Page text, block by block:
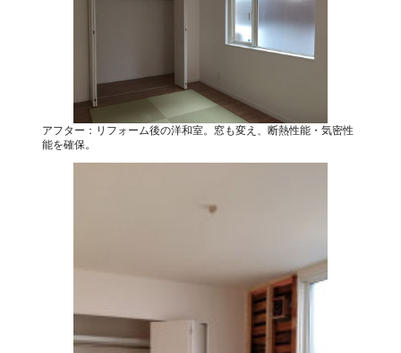
アフター：リフォーム後の洋和室。窓も変え、断熱性能・気密性
能を確保。